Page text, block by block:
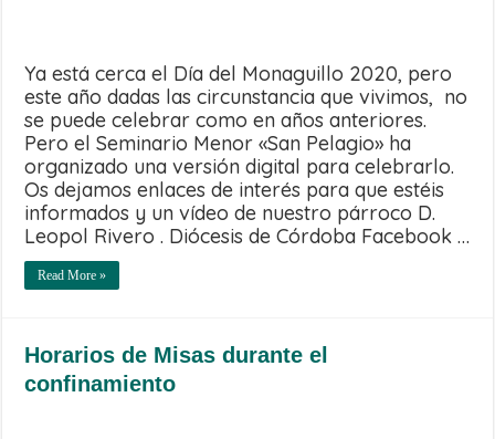
Ya está cerca el Día del Monaguillo 2020, pero
este año dadas las circunstancia que vivimos, no
se puede celebrar como en años anteriores.
Pero el Seminario Menor «San Pelagio» ha
organizado una versión digital para celebrarlo.
Os dejamos enlaces de interés para que estéis
informados y un vídeo de nuestro párroco D.
Leopol Rivero . Diócesis de Córdoba Facebook …
Read More »
Horarios de Misas durante el
confinamiento